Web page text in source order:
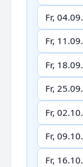
Fr, 04.09.
Fr, 11.09.
Fr, 18.09.
Fr, 25.09.
Fr, 02.10.
Fr, 09.10.
Fr, 16.10.